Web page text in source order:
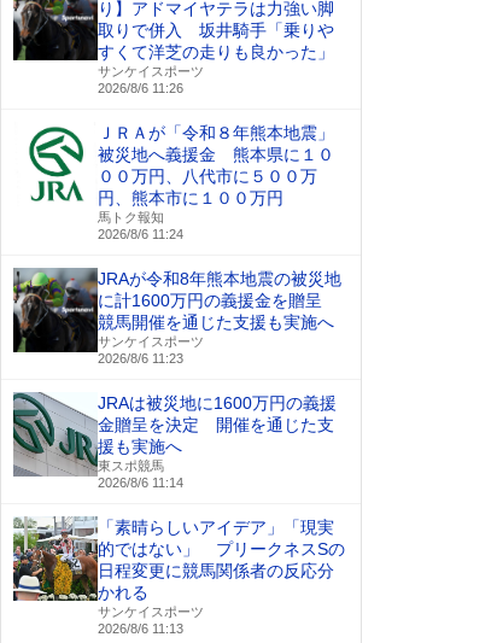
り】アドマイヤテラは力強い脚
取りで併入 坂井騎手「乗りや
すくて洋芝の走りも良かった」
サンケイスポーツ
2026/8/6 11:26
ＪＲＡが「令和８年熊本地震」
被災地へ義援金 熊本県に１０
００万円、八代市に５００万
円、熊本市に１００万円
馬トク報知
2026/8/6 11:24
JRAが令和8年熊本地震の被災地
に計1600万円の義援金を贈呈
競馬開催を通じた支援も実施へ
サンケイスポーツ
2026/8/6 11:23
JRAは被災地に1600万円の義援
金贈呈を決定 開催を通じた支
援も実施へ
東スポ競馬
2026/8/6 11:14
「素晴らしいアイデア」「現実
的ではない」 プリークネスSの
日程変更に競馬関係者の反応分
かれる
サンケイスポーツ
2026/8/6 11:13